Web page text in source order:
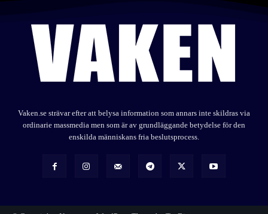
Vaken.se strävar efter att belysa information som annars inte skildras via
ordinarie massmedia men som är av grundläggande betydelse för den
enskilda människans fria beslutsprocess.